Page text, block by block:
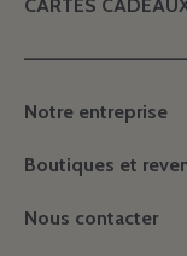
CARTES
Notre entreprise
Boutiques et
Nous contacter